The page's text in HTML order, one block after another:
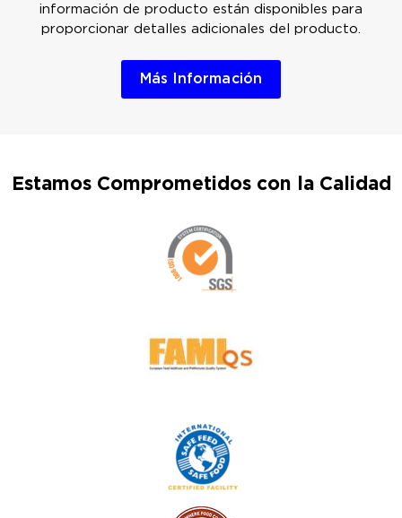
información de producto están disponibles para
proporcionar detalles adicionales del producto.
Más Información
Estamos Comprometidos con la Calidad